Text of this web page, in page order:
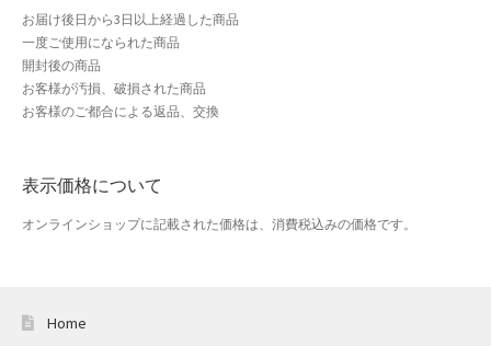
セール
テスト 「テーブル
ハロウィン特集
プライバシーポリシー
ベンダー登録
お届け後日から3日以上経過した商品
一度ご使用になられた商品
開封後の商品
お客様が汚損、破損された商品
お客様のご都合による返品、交換
表示価格について
オンラインショップに記載された価格は、消費税込みの価格です。
Home